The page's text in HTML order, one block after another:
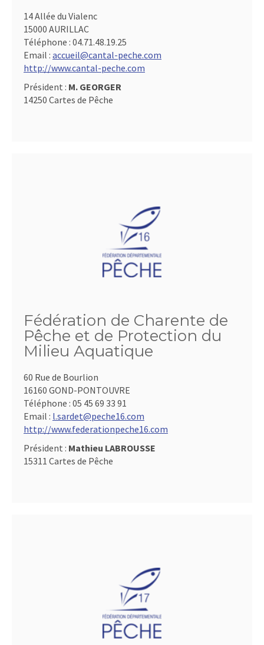
14 Allée du Vialenc
15000 AURILLAC
Téléphone : 04.71.48.19.25
Email : accueil@cantal-peche.com
http://www.cantal-peche.com
Président : M. GEORGER
14250 Cartes de Pêche
Fédération de Charente de
Pêche et de Protection du
Milieu Aquatique
60 Rue de Bourlion
16160 GOND-PONTOUVRE
Téléphone : 05 45 69 33 91
Email : l.sardet@peche16.com
http://www.federationpeche16.com
Président : Mathieu LABROUSSE
15311 Cartes de Pêche